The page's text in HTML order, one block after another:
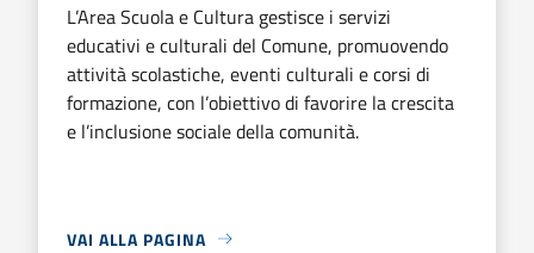
L’Area Scuola e Cultura gestisce i servizi
educativi e culturali del Comune, promuovendo
attività scolastiche, eventi culturali e corsi di
formazione, con l’obiettivo di favorire la crescita
e l’inclusione sociale della comunità.
VAI ALLA PAGINA